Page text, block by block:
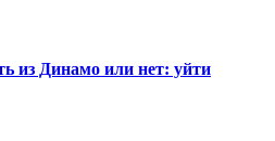
из Динамо или нет: уйти